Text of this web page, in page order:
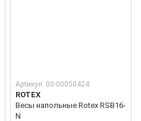
Артикул: 00-00050424
ROTEX
Весы напольные Rotex RSB16-
N